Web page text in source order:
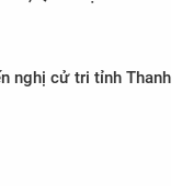
nghị cử tri tỉnh Thanh